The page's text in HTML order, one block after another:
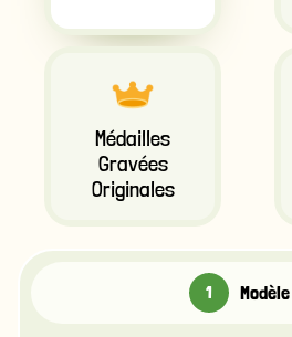
Médailles
Gravées
Originales
Modèle